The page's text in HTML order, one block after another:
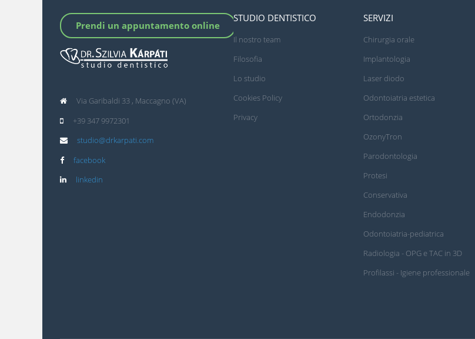
Prendi un appuntamento online
Via Garibaldi 33 , Maccagno (VA)
+39 347 9972301
studio@drkarpati.com
facebook
linkedin
STUDIO DENTISTICO
Il nostro team
Filosofia
Lo studio
Cookies Policy
Privacy
SERVIZI
Chirurgia orale
Implantologia
Laser diodo
Odontoiatria estetica
Ortodonzia
OzonyTron
Parodontologia
Protesi
Conservativa
Endodonzia
Odontoiatria-pediatrica
Radiologia - OPG e TAC in 3D
Profilassi - Igiene professionale